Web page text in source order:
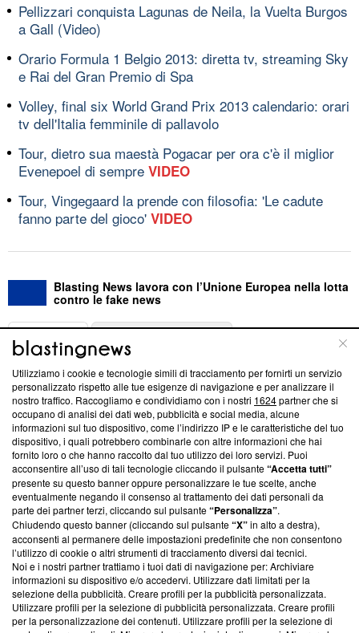
Pellizzari conquista Lagunas de Neila, la Vuelta Burgos
a Gall (Video)
Orario Formula 1 Belgio 2013: diretta tv, streaming Sky
e Rai del Gran Premio di Spa
Volley, final six World Grand Prix 2013 calendario: orari
tv dell'Italia femminile di pallavolo
Tour, dietro sua maestà Pogacar per ora c'è il miglior
Evenepoel di sempre VIDEO
Tour, Vingegaard la prende con filosofia: 'Le cadute
fanno parte del gioco' VIDEO
Blasting News lavora con l’Unione Europea nella lotta
contro le fake news
ABOUT
Questa sezione offre informazioni trasparenti su Blasting
News, sui nostri processi editoriali e su come ci impegniamo a
creare news di qualità. Inoltre, afferma la nostra aderenza a
‘Trust Project - News with Integrity’Blasting News non è
ancora membro del programma, ma ha richiesto di farne
parte; Trust Project non ha ancora effettuato una verifica di
conformità agli standard.
Su di noi
Team editoriale
Corporate
Redazione
Informativa Privacy
Utilizziamo i cookie e tecnologie simili di tracciamento per fornirti un servizio
personalizzato rispetto alle tue esigenze di navigazione e per analizzare il
nostro traffico. Raccogliamo e condividiamo con i nostri 1624partner che si
occupano di analisi dei dati web, pubblicità e social media, alcune
informazioni sul tuo dispositivo, come l’indirizzo IP e le caratteristiche del tuo
dispositivo, i quali potrebbero combinarle con altre informazioni che hai
fornito loro o che hanno raccolto dal tuo utilizzo dei loro servizi. Puoi
acconsentire all’uso di tali tecnologie cliccando il pulsante“Accetta tutti”
presente su questo banner oppure personalizzare le tue scelte, anche
eventualmente negando il consenso al trattamento dei dati personali da
parte dei partner terzi, cliccando sul pulsante“Personalizza”.
Chiudendo questo banner (cliccando sul pulsante“X”in alto a destra),
acconsenti al permanere delle impostazioni predefinite che non consentono
l’utilizzo di cookie o altri strumenti di tracciamento diversi dai tecnici.
Noi e i nostri partner trattiamo i tuoi dati di navigazione per: Archiviare
informazioni su dispositivo e/o accedervi. Utilizzare dati limitati per la
selezione della pubblicità. Creare profili per la pubblicità personalizzata.
Utilizzare profili per la selezione di pubblicità personalizzata. Creare profili
per la personalizzazione dei contenuti. Utilizzare profili per la selezione di